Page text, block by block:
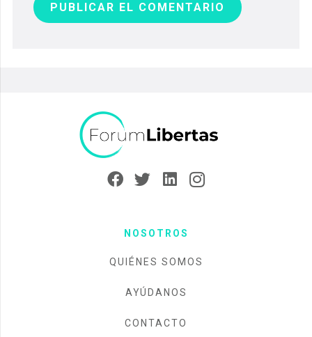
PUBLICAR EL COMENTARIO
NOSOTROS
QUIÉNES SOMOS
AYÚDANOS
CONTACTO